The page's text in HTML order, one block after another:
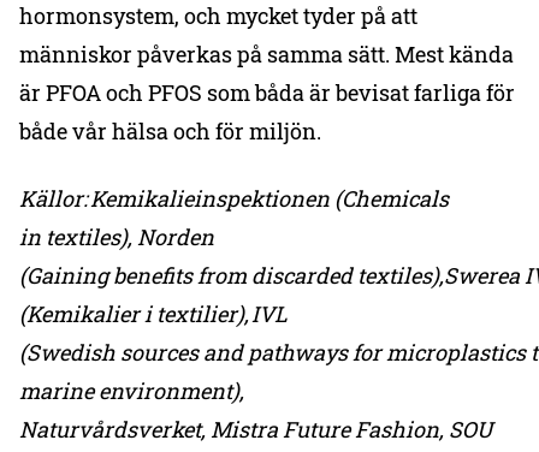
hormonsystem, och mycket tyder på att
människor påverkas på samma sätt. Mest kända
är PFOA och PFOS som båda är bevisat farliga för
både vår hälsa och för miljön.
Källor: Kemikalieinspektionen (Chemicals
in textiles), Norden
(Gaining benefits from discarded textiles),Swerea
(Kemikalier i textilier), IVL
(Swedish sources and pathways for microplastics
marine environment),
Naturvårdsverket, Mistra Future Fashion, SOU